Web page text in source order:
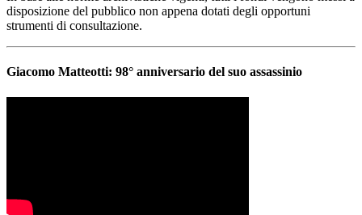
disposizione del pubblico non appena dotati degli opportuni
strumenti di consultazione.
Giacomo Matteotti: 98° anniversario del suo assassinio